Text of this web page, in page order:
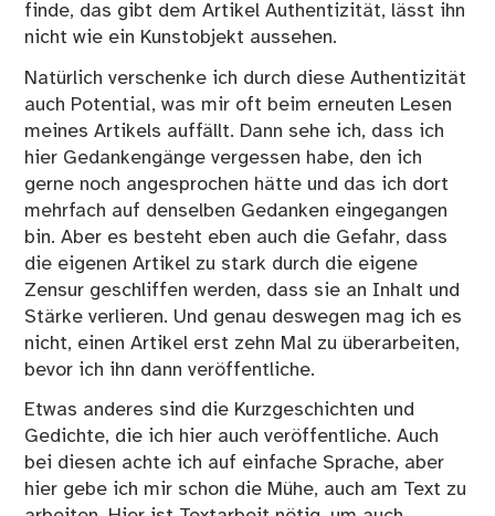
finde, das gibt dem Artikel Authentizität, lässt ihn
nicht wie ein Kunstobjekt aussehen.
Natürlich verschenke ich durch diese Authentizität
auch Potential, was mir oft beim erneuten Lesen
meines Artikels auffällt. Dann sehe ich, dass ich
hier Gedankengänge vergessen habe, den ich
gerne noch angesprochen hätte und das ich dort
mehrfach auf denselben Gedanken eingegangen
bin. Aber es besteht eben auch die Gefahr, dass
die eigenen Artikel zu stark durch die eigene
Zensur geschliffen werden, dass sie an Inhalt und
Stärke verlieren. Und genau deswegen mag ich es
nicht, einen Artikel erst zehn Mal zu überarbeiten,
bevor ich ihn dann veröffentliche.
Etwas anderes sind die Kurzgeschichten und
Gedichte, die ich hier auch veröffentliche. Auch
bei diesen achte ich auf einfache Sprache, aber
hier gebe ich mir schon die Mühe, auch am Text zu